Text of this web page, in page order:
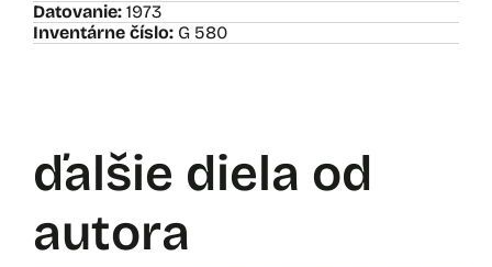
Datovanie: 1973
Inventárne číslo: G 580
ďalšie diela od
autora